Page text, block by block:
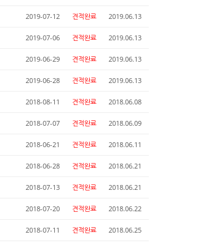
2019-07-12 견적완료 2019.06.13
2019-07-06 견적완료 2019.06.13
2019-06-29 견적완료 2019.06.13
2019-06-28 견적완료 2019.06.13
2018-08-11 견적완료 2018.06.08
2018-07-07 견적완료 2018.06.09
2018-06-21 견적완료 2018.06.11
2018-06-28 견적완료 2018.06.21
2018-07-13 견적완료 2018.06.21
2018-07-20 견적완료 2018.06.22
2018-07-11 견적완료 2018.06.25